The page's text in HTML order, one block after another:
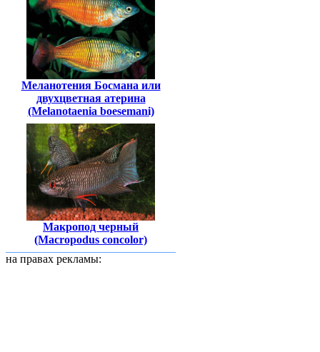
Меланотения Босмана или
двухцветная атерина
(Melanotaenia boesemani)
Макропод черный
(Macropodus concolor)
на правах рекламы: